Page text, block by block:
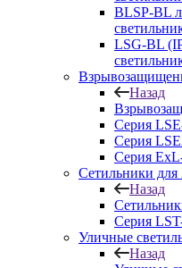
BLSP-BL
LSG-BL
Назад
Серия
Серия
Серия
Сетильники
Назад
Серия
Уличные
Назад